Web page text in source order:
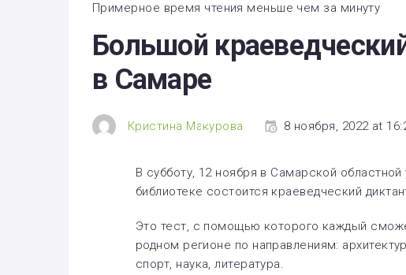
Здоровье
Экономика
Технологии
Примерное время чтения меньше чем за минуту
Большой
в Самаре
Кристина Макурова 8 ноября, 2022 at
В субботу, 12 ноября в Самарской областной
библиотеке состоится краеведческий
Это тест, с помощью которого каждый
родном регионе по направлениям:
спорт, наука, литература.